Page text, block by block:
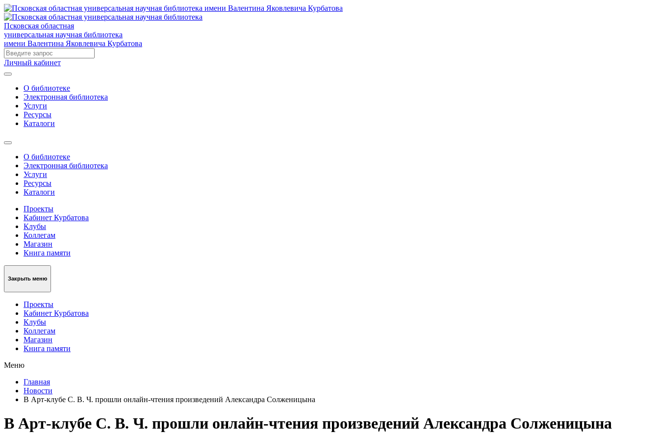
Псковская областная
универсальная научная библиотека
имени Валентина Яковлевича Курбатова
Личный кабинет
О библиотеке
Электронная библиотека
Услуги
Ресурсы
Каталоги
О библиотеке
Электронная библиотека
Услуги
Ресурсы
Каталоги
Проекты
Кабинет Курбатова
Клубы
Коллегам
Магазин
Книга памяти
Закрыть меню
Проекты
Кабинет Курбатова
Клубы
Коллегам
Магазин
Книга памяти
Меню
Главная
Новости
В Арт-клубе С. В. Ч. прошли онлайн-чтения произведений Александра Солженицына
В Арт-клубе С. В. Ч. прошли онлайн-чтения произведений Александра Солженицына